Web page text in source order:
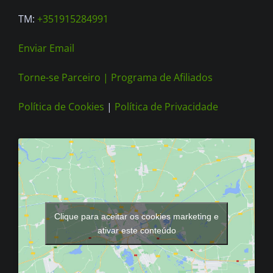
TM: +351915284991
Enviar Email
Torne-se Parceiro | Programa de Afiliados
Política de Cookies | Política de Privacidade
Clique para aceitar os cookies marketing e
ativar este conteúdo